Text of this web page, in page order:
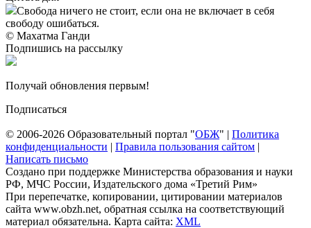
Свобода ничего не стоит, если она не включает в себя
свободу ошибаться.
© Махатма Ганди
Подпишись на рассылку
Получай обновления первым!
Подписаться
© 2006-2026 Образовательный портал "ОБЖ" | Политика
конфиденциальности | Правила пользования сайтом |
Написать письмо
Создано при поддержке Министерства образования и науки
РФ, МЧС России, Издательского дома «Третий Рим»
При перепечатке, копировании, цитировании материалов
сайта www.obzh.net, обратная ссылка на соответствующий
материал обязательна. Карта сайта: XML